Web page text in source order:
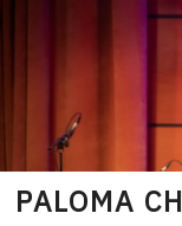
PALOMA